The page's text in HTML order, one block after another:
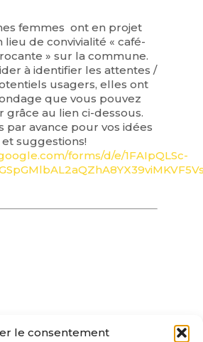
le consentement
femmes ont en projet
lieu de convivialité « café-
» sur la commune.
à identifier les attentes /
usagers, elles ont
que vous pouvez
au lien ci-dessous.
par avance pour vos idées
et suggestions!
forms/d/e/1FAIpQLSc-